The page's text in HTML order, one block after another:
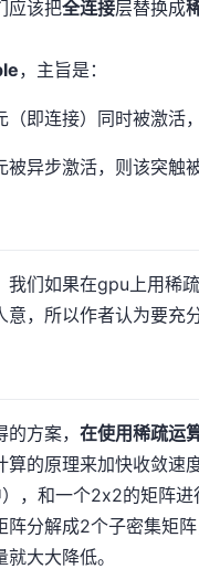
应该把全连接层替换成
，主旨是：
即连接）同时被激活
异步激活，则该突触
我们如果在gpu上用稀
，所以作者认为要充
的方案，在使用稀疏运
的原理来加快收敛速
，和一个2x2的矩阵
阵分解成2个子密集矩
大大降低。